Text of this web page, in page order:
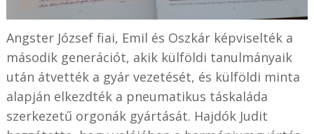
Angster József fiai, Emil és Oszkár képviselték a
második generációt, akik külföldi tanulmányaik
után átvették a gyár vezetését, és külföldi minta
alapján elkezdték a pneumatikus táskaláda
szerkezetű orgonák gyártását. Hajdók Judit